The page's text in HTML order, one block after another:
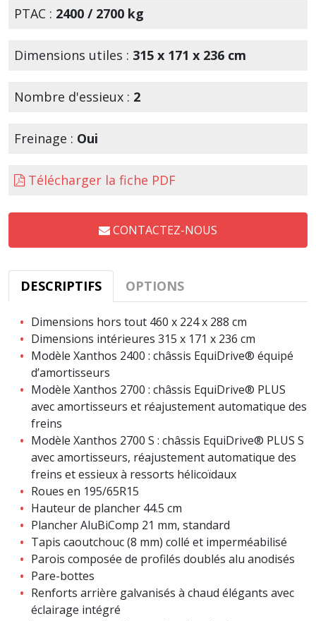
PTAC : 2400 / 2700 kg
Dimensions utiles : 315 x 171 x 236 cm
Nombre d'essieux : 2
Freinage : Oui
Télécharger la fiche PDF
CONTACTEZ-NOUS
DESCRIPTIFS OPTIONS
Dimensions hors tout 460 x 224 x 288 cm
Dimensions intérieures 315 x 171 x 236 cm
Modèle Xanthos 2400 : châssis EquiDrive® équipé
d’amortisseurs
Modèle Xanthos 2700 : châssis EquiDrive® PLUS
avec amortisseurs et réajustement automatique des
freins
Modèle Xanthos 2700 S : châssis EquiDrive® PLUS S
avec amortisseurs, réajustement automatique des
freins et essieux à ressorts hélicoïdaux
Roues en 195/65R15
Hauteur de plancher 44.5 cm
Plancher AluBiComp 21 mm, standard
Tapis caoutchouc (8 mm) collé et imperméabilisé
Parois composée de profilés doublés alu anodisés
Pare-bottes
Renforts arrière galvanisés à chaud élégants avec
éclairage intégré